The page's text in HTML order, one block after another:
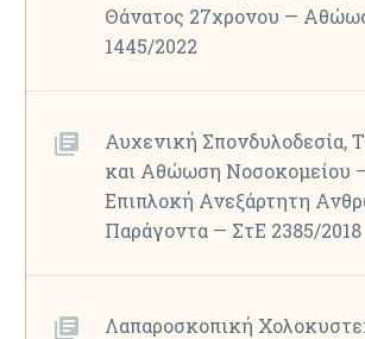
Θάνατος 27χρονου —
1445/2022
Αυχενική Σπονδυλοδεσία,
και Αθώωση Νοσοκομείου
Επιπλοκή Ανεξάρτητη
Παράγοντα — ΣτΕ 2385/2018
Λαπαροσκοπική